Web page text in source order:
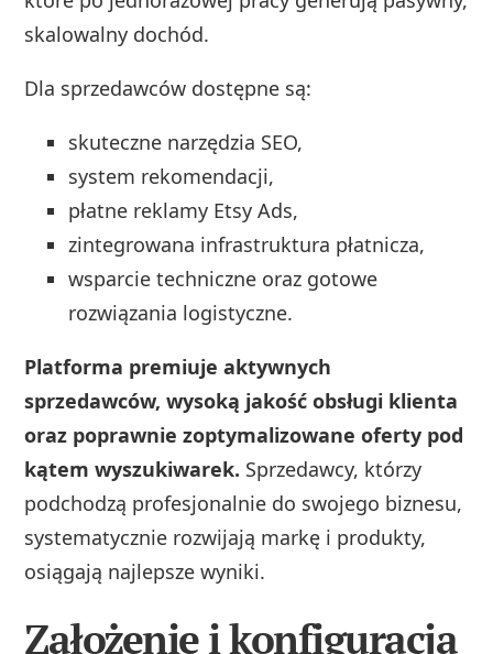
skalowalny dochód.
Dla sprzedawców dostępne są:
skuteczne narzędzia SEO,
system rekomendacji,
płatne reklamy Etsy Ads,
zintegrowana infrastruktura płatnicza,
wsparcie techniczne oraz gotowe
rozwiązania logistyczne.
Platforma premiuje aktywnych
sprzedawców, wysoką jakość obsługi klienta
oraz poprawnie zoptymalizowane oferty pod
kątem wyszukiwarek. Sprzedawcy, którzy
podchodzą profesjonalnie do swojego biznesu,
systematycznie rozwijają markę i produkty,
osiągają najlepsze wyniki.
Założenie i konfiguracja